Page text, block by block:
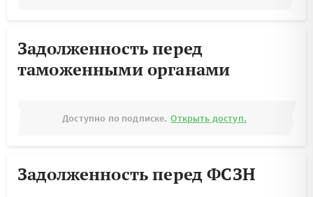
Задолженность перед
таможенными органами
Доступно по подписке. Открыть доступ.
Задолженность перед ФСЗН